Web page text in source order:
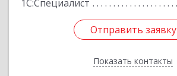
1С:Специалист
Отправить заявку
Показать контакты
Отправить заявку
Назад